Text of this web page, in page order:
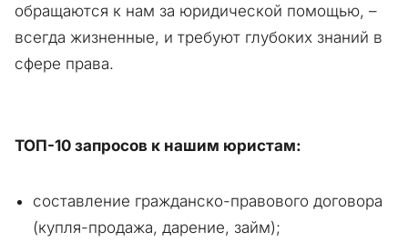
обращаются к нам за юридической помощью, –
всегда жизненные, и требуют глубоких знаний в
сфере права.
ТОП-10 запросов к нашим юристам:
составление гражданско-правового договора
(купля-продажа, дарение, займ);